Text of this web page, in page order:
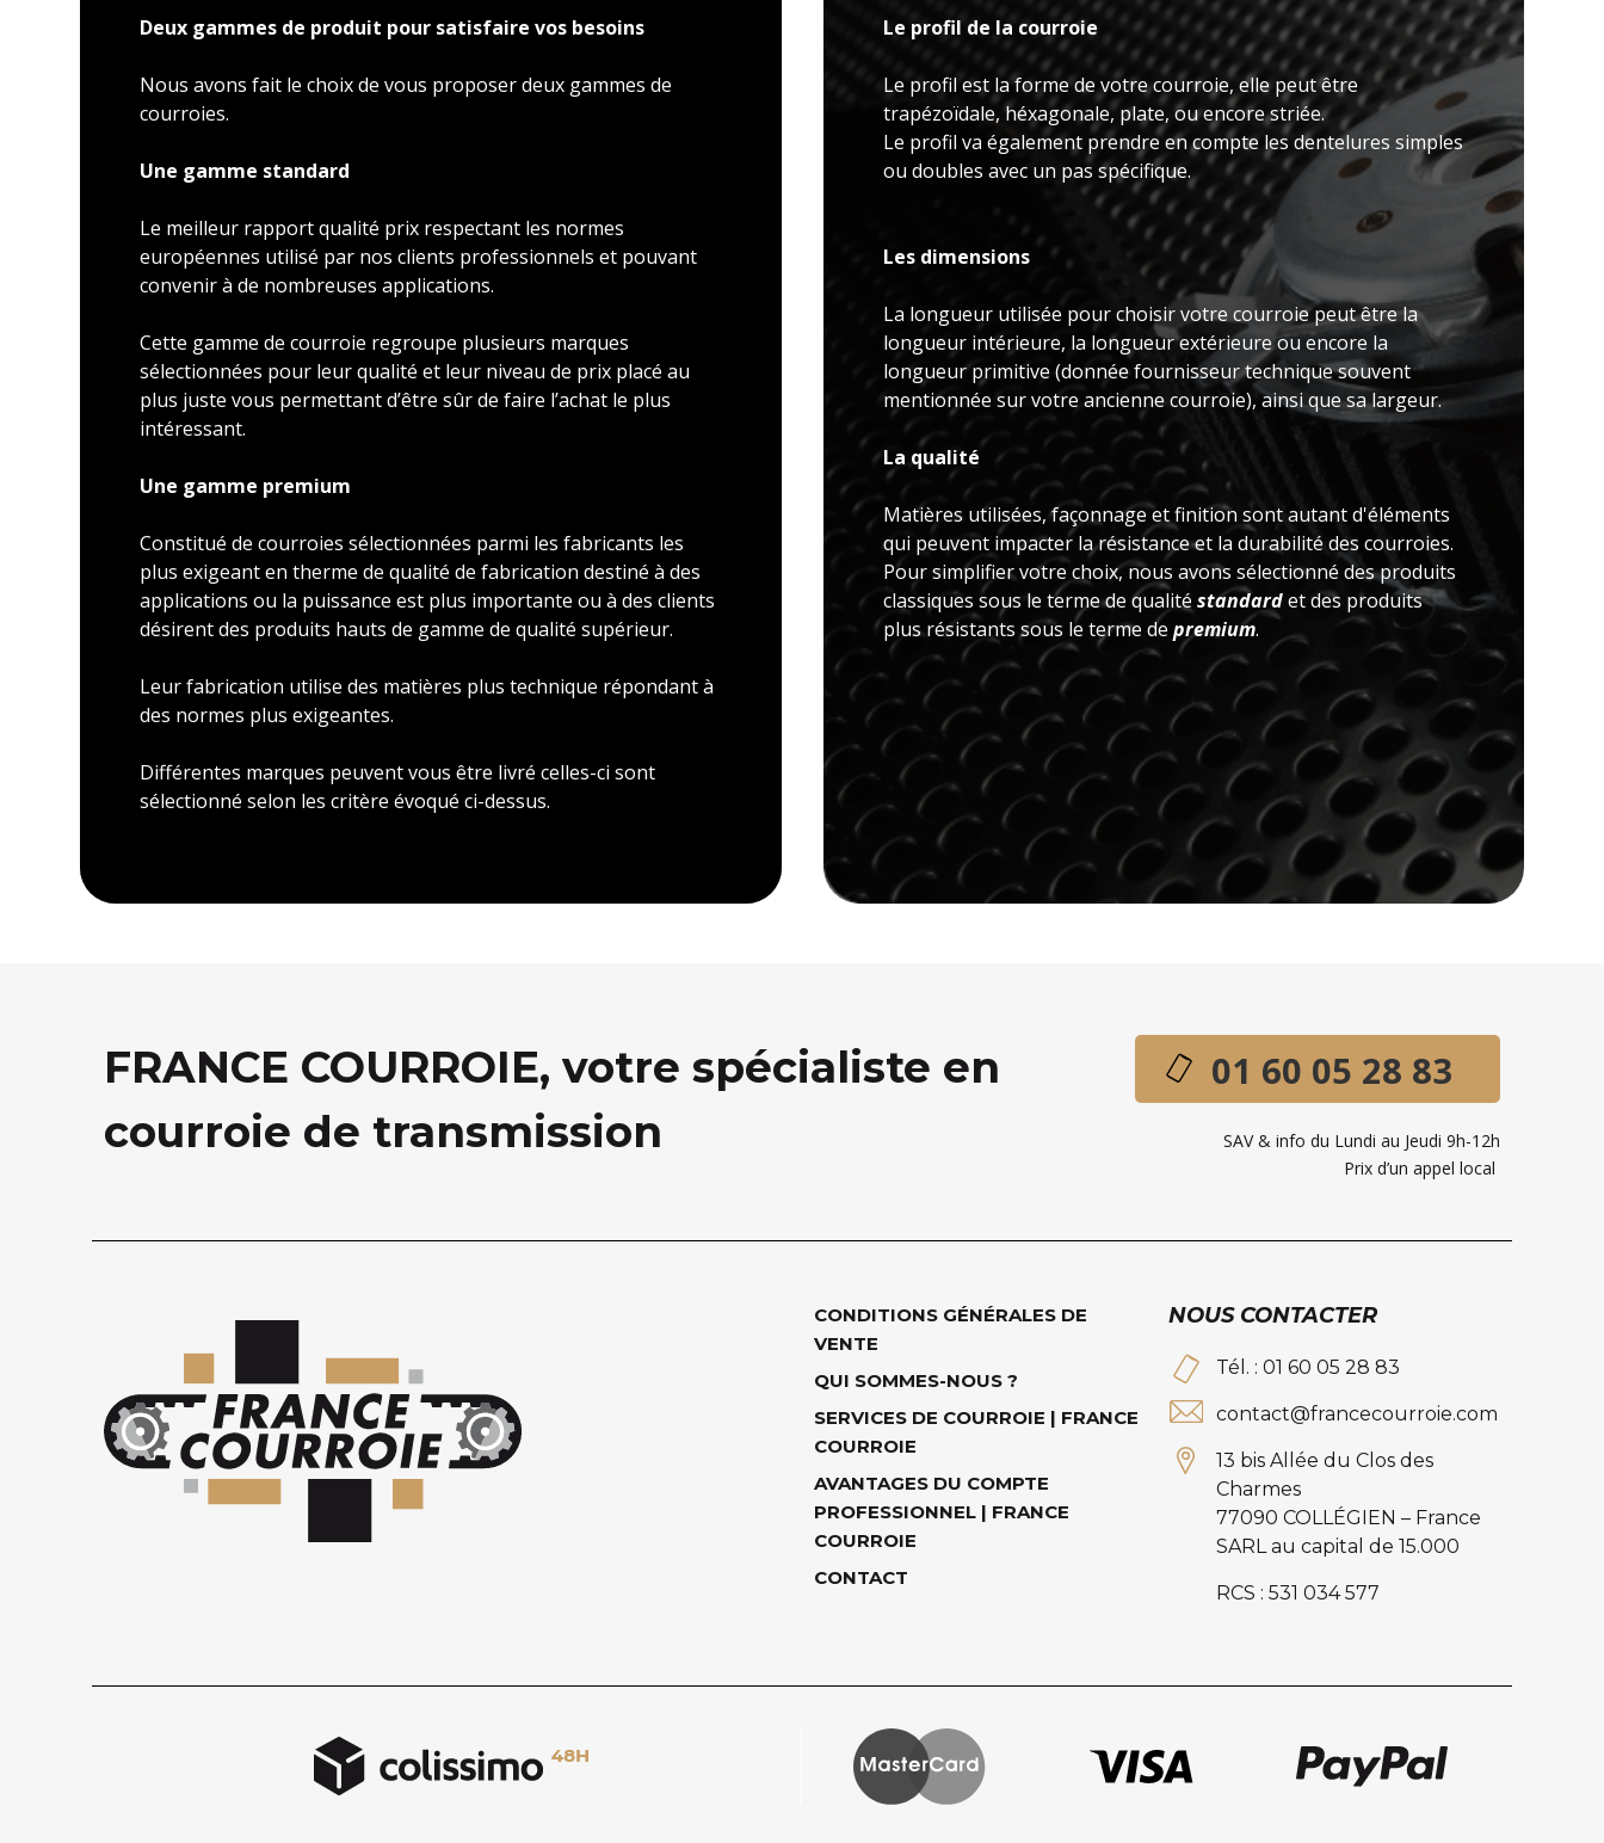
Deux gammes de produit pour satisfaire vos besoins
Nous avons fait le choix de vous proposer deux gammes de
courroies.
Une gamme standard
Le meilleur rapport qualité prix respectant les normes
européennes utilisé par nos clients professionnels et pouvant
convenir à de nombreuses applications.
Cette gamme de courroie regroupe plusieurs marques
sélectionnées pour leur qualité et leur niveau de prix placé au
plus juste vous permettant d’être sûr de faire l’achat le plus
intéressant.
Une gamme premium
Constitué de courroies sélectionnées parmi les fabricants les
plus exigeant en therme de qualité de fabrication destiné à des
applications ou la puissance est plus importante ou à des clients
désirent des produits hauts de gamme de qualité supérieur.
Leur fabrication utilise des matières plus technique répondant à
des normes plus exigeantes.
Différentes marques peuvent vous être livré celles-ci sont
sélectionné selon les critère évoqué ci-dessus.
Le profil de la courroie
Le profil est la forme de votre courroie, elle peut être
trapézoïdale, héxagonale, plate, ou encore striée.
Le profil va également prendre en compte les dentelures simples
ou doubles avec un pas spécifique.
Les dimensions
La longueur utilisée pour choisir votre courroie peut être la
longueur intérieure, la longueur extérieure ou encore la
longueur primitive (donnée fournisseur technique souvent
mentionnée sur votre ancienne courroie), ainsi que sa largeur.
La qualité
Matières utilisées, façonnage et finition sont autant d'éléments
qui peuvent impacter la résistance et la durabilité des courroies.
Pour simplifier votre choix, nous avons sélectionné des produits
classiques sous le terme de qualité standardet des produits
plus résistants sous le terme de premium.
FRANCE COURROIE, votre spécialiste en
courroie de transmission
01 60 05 28 83
SAV & info du Lundi au Jeudi 9h-12h
Prix d’un appel local
CONDITIONS GÉNÉRALES DE
VENTE
QUI SOMMES-NOUS ?
SERVICES DE COURROIE | FRANCE
COURROIE
AVANTAGES DU COMPTE
PROFESSIONNEL | FRANCE
COURROIE
CONTACT
NOUS CONTACTER
Tél. : 01 60 05 28 83
contact@francecourroie.com
13 bis Allée du Clos des
Charmes
77090 COLLÉGIEN – France
SARL au capital de 15.000
RCS : 531 034 577